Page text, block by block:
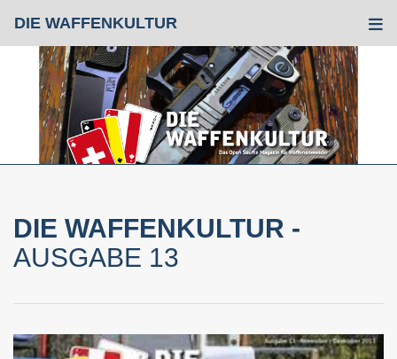
DIE WAFFENKULTUR
DIE WAFFENKULTUR -
AUSGABE 13